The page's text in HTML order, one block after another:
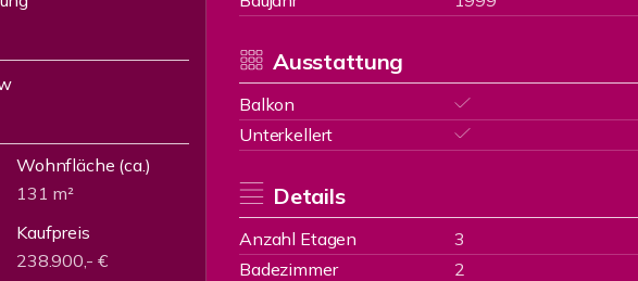
Wohnfläche (ca.)
131 m²
Kaufpreis
238.900,- €
Ausstattung
Balkon
Unterkellert
Details
Anzahl Etagen 3
Badezimmer
2